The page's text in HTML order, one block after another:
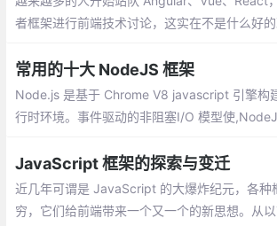
者框架进行前端技术讨论，这实在不是什么好
量，消除一些我个人认为的前端社区不太好的风
常用的十大 NodeJS 框架
Node.js 是基于 Chrome V8 javascript 引擎构
行时环境。事件驱动的非阻塞I/O 模型使
JavaScript 框架的探索与变迁
近几年可谓是 JavaScript 的大爆炸纪元，各种
穷，它们给前端带来一个又一个的新思想。从